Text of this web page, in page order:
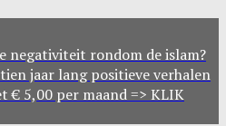
negativiteit rondom de islam?
jaar lang positieve verhalen
€ 5,00 per maand => KLIK